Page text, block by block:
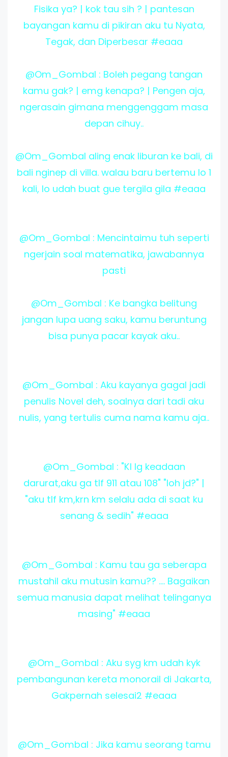
Fisika ya? | kok tau sih ? | pantesan
bayangan kamu di pikiran aku tu Nyata,
Tegak, dan Diperbesar #eaaa
@Om_Gombal : Boleh pegang tangan
kamu gak? | emg kenapa? | Pengen aja,
ngerasain gimana menggenggam masa
depan cihuy..
@Om_Gombal aling enak liburan ke bali, di
bali nginep di villa. walau baru bertemu lo 1
kali, lo udah buat gue tergila gila #eaaa
@Om_Gombal : Mencintaimu tuh seperti
ngerjain soal matematika, jawabannya
pasti
@Om_Gombal : Ke bangka belitung
jangan lupa uang saku, kamu beruntung
bisa punya pacar kayak aku..
@Om_Gombal : Aku kayanya gagal jadi
penulis Novel deh, soalnya dari tadi aku
nulis, yang tertulis cuma nama kamu aja..
@Om_Gombal : "Kl lg keadaan
darurat,aku ga tlf 911 atau 108" "loh jd?" |
"aku tlf km,krn km selalu ada di saat ku
senang & sedih" #eaaa
@Om_Gombal : Kamu tau ga seberapa
mustahil aku mutusin kamu?? .... Bagaikan
semua manusia dapat melihat telinganya
masing" #eaaa
@Om_Gombal : Aku syg km udah kyk
pembangunan kereta monorail di Jakarta,
Gakpernah selesai2 #eaaa
@Om_Gombal : Jika kamu seorang tamu